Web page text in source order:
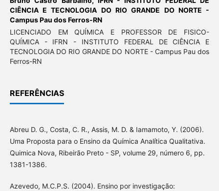
CIÊNCIA E TECNOLOGIA DO RIO GRANDE DO NORTE -
Campus Pau dos Ferros-RN
LICENCIADO EM QUÍMICA E PROFESSOR DE FISICO-
QUÍMICA - IFRN - INSTITUTO FEDERAL DE CIÊNCIA E
TECNOLOGIA DO RIO GRANDE DO NORTE - Campus Pau dos
Ferros-RN
REFERÊNCIAS
Abreu D. G., Costa, C. R., Assis, M. D. & Iamamoto, Y. (2006).
Uma Proposta para o Ensino da Química Analítica Qualitativa.
Quimica Nova, Ribeirão Preto - SP, volume 29, número 6, pp.
1381-1386.
Azevedo, M.C.P.S. (2004). Ensino por investigação: